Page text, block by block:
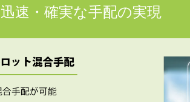
迅速・確実な手配の実現